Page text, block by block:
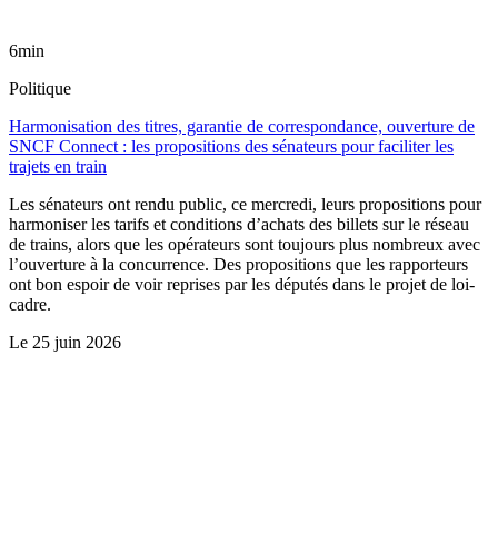
6min
Politique
Harmonisation des titres, garantie de correspondance, ouverture de
SNCF Connect : les propositions des sénateurs pour faciliter les
trajets en train
Les sénateurs ont rendu public, ce mercredi, leurs propositions pour
harmoniser les tarifs et conditions d’achats des billets sur le réseau
de trains, alors que les opérateurs sont toujours plus nombreux avec
l’ouverture à la concurrence. Des propositions que les rapporteurs
ont bon espoir de voir reprises par les députés dans le projet de loi-
cadre.
Le 25 juin 2026